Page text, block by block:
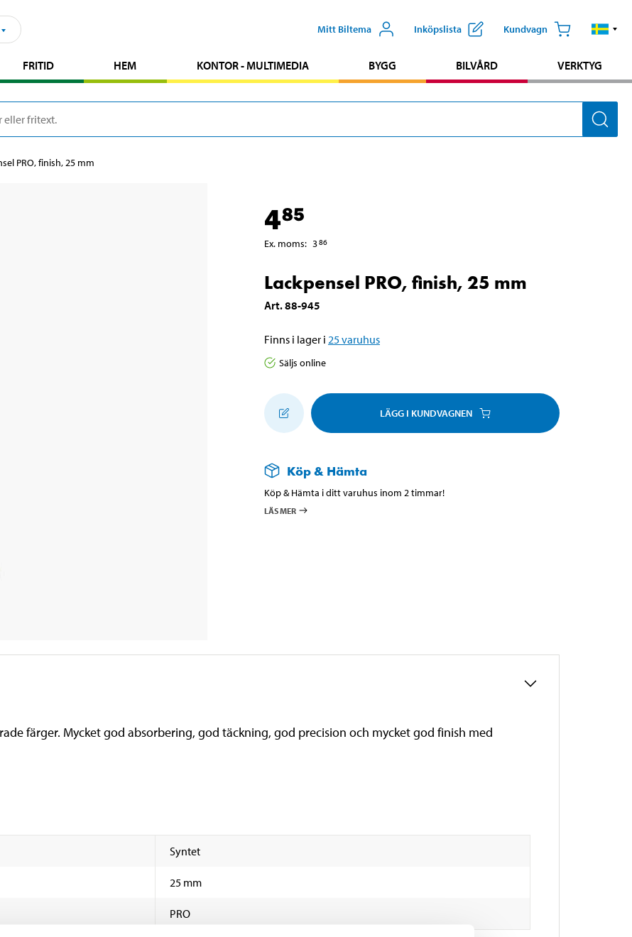
Mitt Biltema Inköpslista Kundvagn
FRITID HEM KONTOR - MULTIMEDIA BYGG BILVÅRD VERKTYG
PRO, finish, 25 mm
485
Ex. moms: 386
Lackpensel PRO, finish, 25 mm
Art.88-945
Finns i lager i 25varuhus
Säljs online
LÄGG I KUNDVAGNEN
Köp & Hämta
Köp & Hämta i ditt varuhus inom 2 timmar!
LÄS MER
färger. Mycket god absorbering, god täckning, god precision och mycket god finish med
Syntet
25 mm
PRO